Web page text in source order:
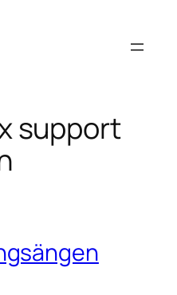
support